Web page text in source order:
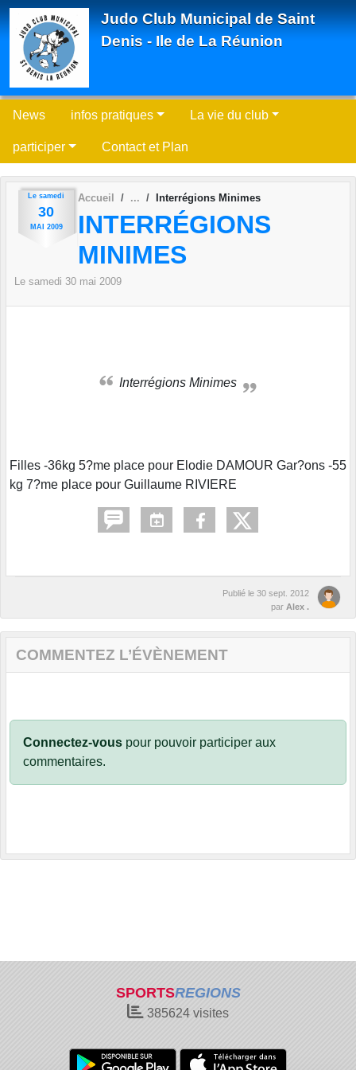
Judo Club Municipal de Saint
Denis - Ile de La Réunion
News infos pratiques La vie du club
participer Contact et Plan
Le samedi
30
MAI 2009
Accueil Interrégions Minimes
INTERRÉGIONS
MINIMES
Le samedi 30 mai 2009
Interrégions Minimes
Filles -36kg 5?me place pour Elodie DAMOUR Gar?ons -55
kg 7?me place pour Guillaume RIVIERE
Publié le 30 sept. 2012
par Alex .
COMMENTEZ L’ÉVÈNEMENT
Connectez-vous pour pouvoir participer aux
commentaires.
SPORTSREGIONS
385624 visites
Panneau de gestion des cookies